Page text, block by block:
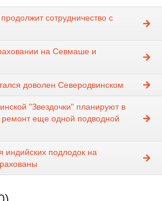
сотрудничество с
на Севмаше и
доволен Северодвинском
"Звездочки" планируют в
еще одной подводной
индийских подлодок на